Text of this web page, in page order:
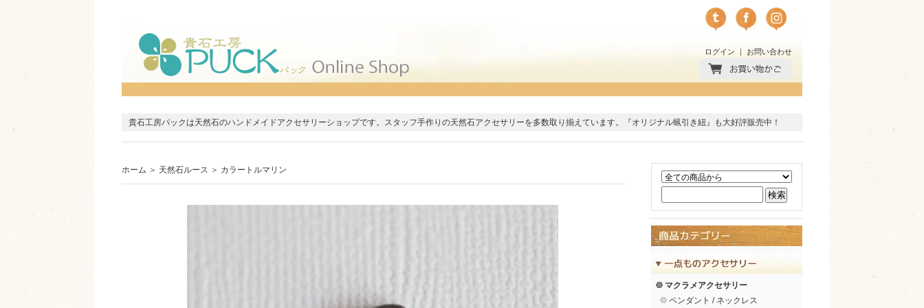
ログイン ｜ お問い合わせ
貴石工房パックは天然石のハンドメイドアクセサリーショップです。スタッフ手作りの天然石アクセサリーを多数取り揃えています。 『オリジナル蝋引き紐』 も大好評販売中！
ホーム ＞ 天然石ルース ＞ カラートルマリン
マクラメアクセサリー
ペンダント / ネックレス